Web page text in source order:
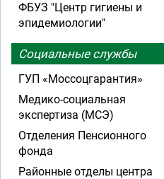
ФБУЗ "Центр гигиены и
эпидемиологии"
Социальные службы
ГУП «Моссоцгарантия»
Медико-социальная
экспертиза (МСЭ)
Отделения Пенсионного
фонда
Районные отделы центра